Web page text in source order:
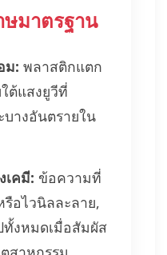
มาตรฐาน
ม: พลาสติกแตก
ต้แสงยูวีที่
บางอันตรายใน
เคมี: ข้อความที่
อไวนิลละลาย,
ทั้งหมดเมื่อสัมผัส